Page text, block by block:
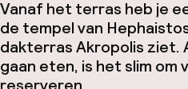
Vanaf het terras heb je
de tempel van
dakterras Akropolis ziet.
gaan eten, is het slim om